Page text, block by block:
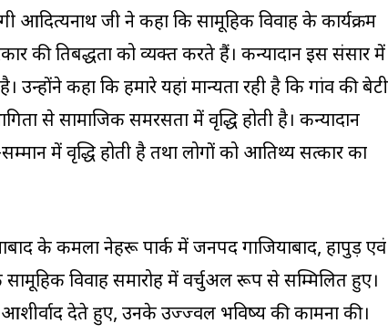
आदित्यनाथ जी ने कहा कि सामूहिक विवाह के कार्यक्रम
की प्रतिबद्धता को व्यक्त करते हैं। कन्यादान इस संसार में
उन्होंने कहा कि हमारे यहां मान्यता रही है कि गांव की बेटी
से सामाजिक समरसता में वृद्धि होती है। कन्यादान
में वृद्धि होती है तथा लोगों को आतिथ्य सत्कार का
के कमला नेहरू पार्क में जनपद गाजियाबाद, हापुड़ एवं
विवाह समारोह में वर्चुअल रूप से सम्मिलित हुए।
देते हुए, उनके उज्ज्वल भविष्य की कामना की।